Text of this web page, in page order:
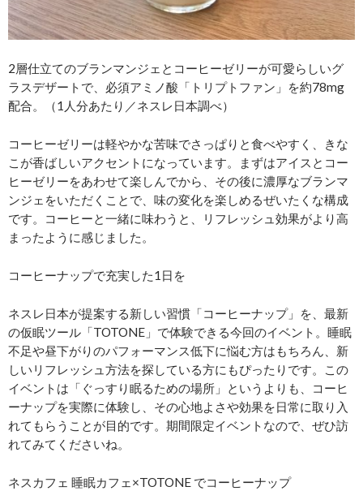
2層仕立てのブランマンジェとコーヒーゼリーが可愛らしいグ
ラスデザートで、必須アミノ酸「トリプトファン」を約78mg
配合。（1人分あたり／ネスレ日本調べ）
コーヒーゼリーは軽やかな苦味でさっぱりと食べやすく、きな
こが香ばしいアクセントになっています。まずはアイスとコー
ヒーゼリーをあわせて楽しんでから、その後に濃厚なブランマ
ンジェをいただくことで、味の変化を楽しめるぜいたくな構成
です。コーヒーと一緒に味わうと、リフレッシュ効果がより高
まったように感じました。
コーヒーナップで充実した1日を
ネスレ日本が提案する新しい習慣「コーヒーナップ」を、最新
の仮眠ツール「TOTONE」で体験できる今回のイベント。睡眠
不足や昼下がりのパフォーマンス低下に悩む方はもちろん、新
しいリフレッシュ方法を探している方にもぴったりです。この
イベントは「ぐっすり眠るための場所」というよりも、コーヒ
ーナップを実際に体験し、その心地よさや効果を日常に取り入
れてもらうことが目的です。期間限定イベントなので、ぜひ訪
れてみてくださいね。
ネスカフェ 睡眠カフェ×TOTONE でコーヒーナップ